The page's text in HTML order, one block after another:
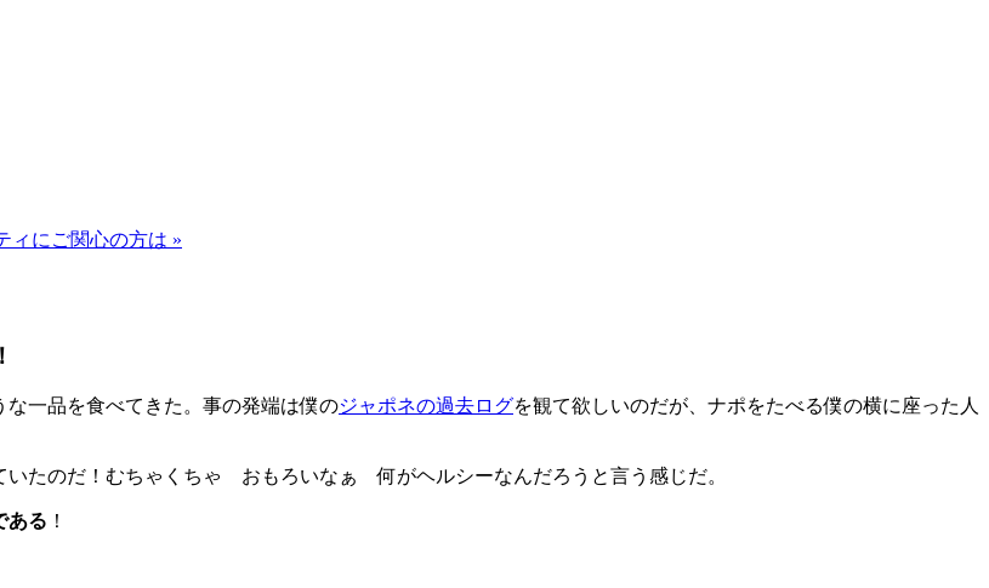
ィにご関心の方は »
一品を食べてきた。事の発端は僕のジャポネの過去ログを観て欲しいのだが、ナポをたべる僕の横に座った人
いたのだ！むちゃくちゃ おもろいなぁ 何がヘルシーなんだろうと言う感じだ。
ある ！